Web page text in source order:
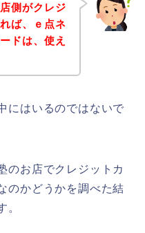
側がクレジ
ば、ｅ点ネ
ドは、使え
にはいるのではないで
のお店でクレジットカ
のかどうかを調べた結
。